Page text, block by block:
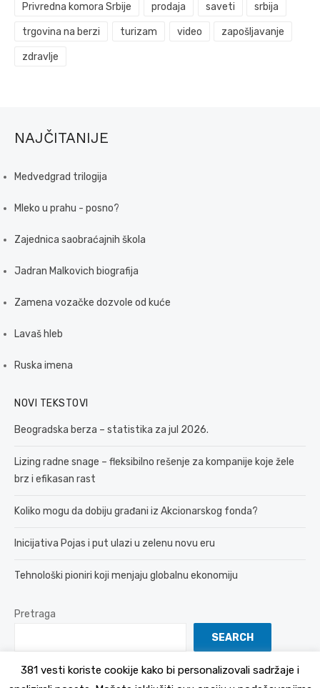
Privredna komora Srbije prodaja saveti srbija
trgovina na berzi turizam video zapošljavanje
zdravlje
NAJČITANIJE
Medvedgrad trilogija
Mleko u prahu - posno?
Zajednica saobraćajnih škola
Jadran Malkovich biografija
Zamena vozačke dozvole od kuće
Lavaš hleb
Ruska imena
NOVI TEKSTOVI
Beogradska berza – statistika za jul 2026.
Lizing radne snage – fleksibilno rešenje za kompanije koje žele
brz i efikasan rast
Koliko mogu da dobiju građani iz Akcionarskog fonda?
Inicijativa Pojas i put ulazi u zelenu novu eru
Tehnološki pioniri koji menjaju globalnu ekonomiju
Pretraga
SEARCH
381 vesti koriste cookije kako bi personalizovali sadržaje i